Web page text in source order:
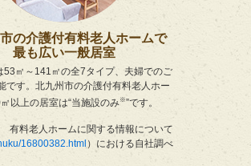
の介護付有料老人ホームで
最も広い一般居室
53㎡～141㎡の全7タイプ、夫婦でのご
です。北九州市の介護付有料老人ホー
以上の居室は“当施設のみ※”です。
料老人ホームに関する情報について
16800382.html ）における自社調べ